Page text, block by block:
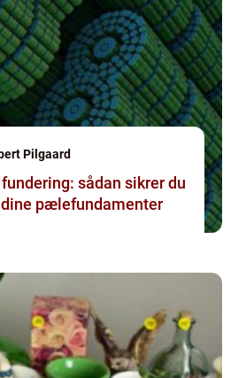
Pilgaard
sådan sikrer du
pælefundamenter